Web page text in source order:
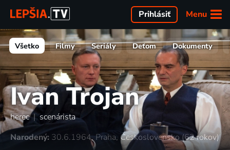
Menu
Prihlásiť
Všetko Filmy Seriály Deťom Dokumenty
Ivan Trojan
herec | scenárista
Narodený: 30.6.1964, Praha, Československo (62 rokov)